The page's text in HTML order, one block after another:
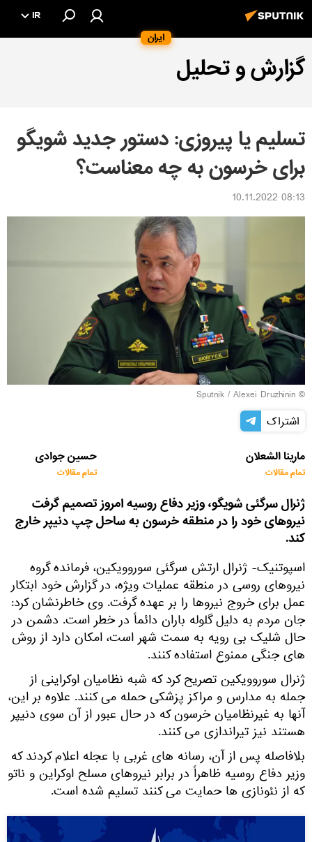
ایران
IR
گزارش و تحلیل
تسلیم یا پیروزی: دستور جدید شویگو
برای خرسون به چه معناست؟
08:13 10.11.2022
© Sputnik / Alexei Druzhinin
اشتراک
مارینا الشعلان
تمام مقالات
حسین جوادی
تمام مقالات
ژنرال سرگئی شویگو، وزیر دفاع روسیه امروز تصمیم گرفت
نیروهای خود را در منطقه خرسون به ساحل چپ دنیپر خارج
کند.
اسپوتنیک- ژنرال ارتش سرگئی سوروویکین، فرمانده گروه
نیروهای روسی در منطقه عملیات ویژه، در گزارش خود ابتکار
عمل برای خروج نیروها را بر عهده گرفت. وی خاطرنشان کرد:
جان مردم به دلیل گلوله باران دائماً در خطر است. دشمن در
حال شلیک بی رویه به سمت شهر است، امکان دارد از روش
های جنگی ممنوع استفاده کنند.
ژنرال سوروویکین تصریح کرد که شبه نظامیان اوکراینی از
جمله به مدارس و مراکز پزشکی حمله می کنند. علاوه بر این،
آنها به غیرنظامیان خرسون که در حال عبور از آن سوی دنیپر
هستند نیز تیراندازی می کنند.
بلافاصله پس از آن، رسانه های غربی با عجله اعلام کردند که
وزیر دفاع روسیه ظاهراً در برابر نیروهای مسلح اوکراین و ناتو
که از نئونازی ها حمایت می کنند تسلیم شده است.